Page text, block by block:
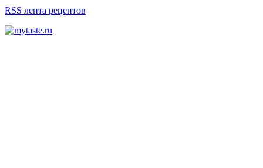
RSS лента рецептов